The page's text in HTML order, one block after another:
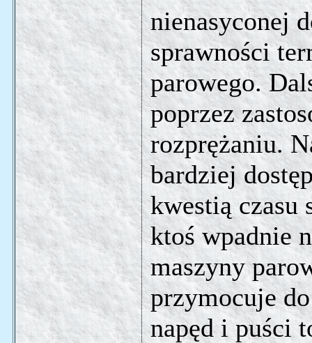
nienasyconej
sprawności
parowego.
poprzez
rozprężaniu.
bardziej
kwestią czasu
ktoś wpadnie
maszyny
przymocuje
napęd i puści